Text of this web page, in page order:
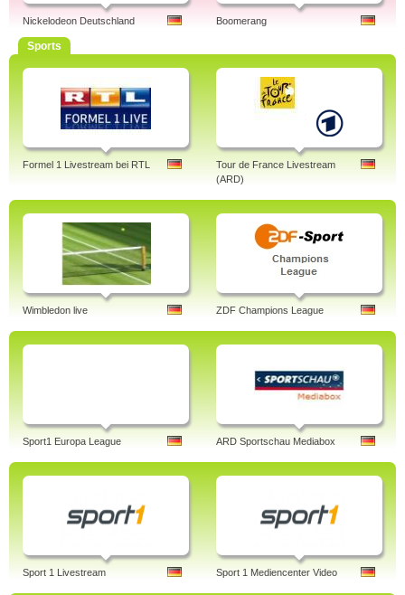
Nickelodeon Deutschland Boomerang
Sports
Formel 1 Livestream bei RTL
Tour de France Livestream
(ARD)
Wimbledon live ZDF Champions League
Sport1 Europa League ARD Sportschau Mediabox
Sport 1 Livestream Sport 1 Mediencenter Video